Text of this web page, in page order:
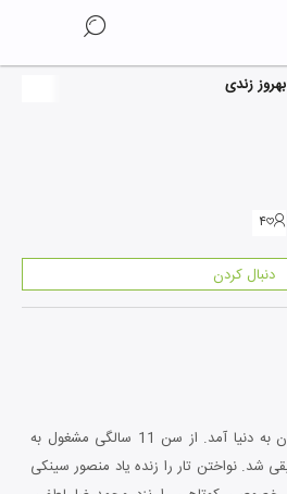
بهروز زندی
۴
دنبال کردن
بهروز زندی سال 1368 در تهران به دنیا آمد. از سن 11 سالگی مشغول به
شد. نواختن تار را زنده یاد منصور سینکی